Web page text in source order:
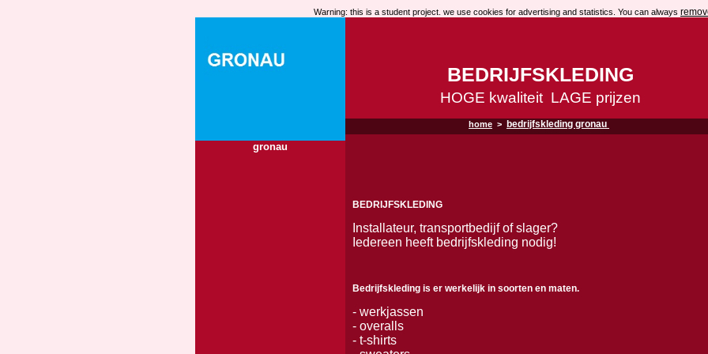
Warning: this is a student project. we use cookies for advertising and statistics. You can always
gronau
BEDRIJFSKLEDING
HOGE kwaliteit LAGE prijzen
home > bedrijfskleding gronau
BEDRIJFSKLEDING
Installateur, transportbedijf of slager?
Iedereen heeft bedrijfskleding nodig!
Bedrijfskleding is er werkelijk in soorten en maten.
- werkjassen
- overalls
- t-shirts